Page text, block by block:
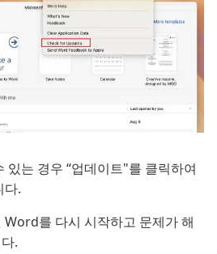
있는 경우 “업데이트"를 클릭하여
다.
를 다시 시작하고 문제가 해
.